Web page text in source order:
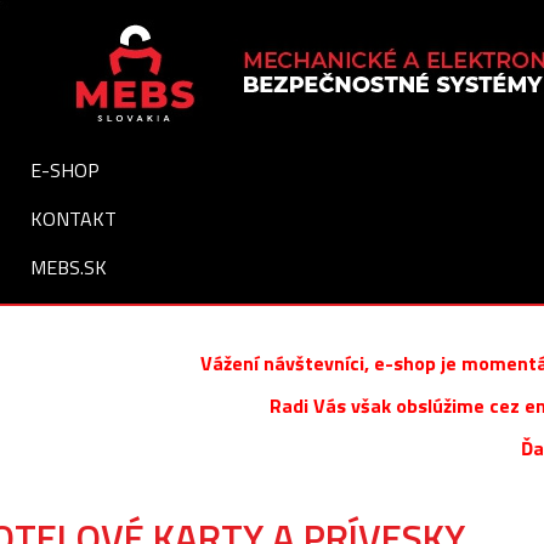
E-SHOP
KONTAKT
MEBS.SK
Vážení návštevníci, e-shop je
Radi Vás však obslúžime cez